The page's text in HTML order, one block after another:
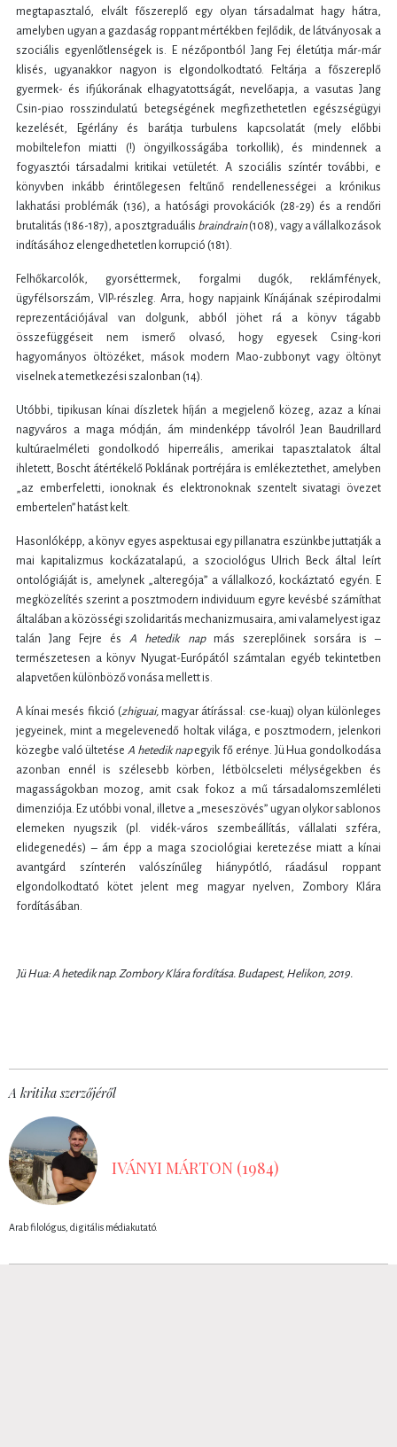
megtapasztaló, elvált főszereplő egy olyan társadalmat hagy hátra,
amelyben ugyan a gazdaság roppant mértékben fejlődik, de látványosak a
szociális egyenlőtlenségek is. E nézőpontból Jang Fej életútja már-már
klisés, ugyanakkor nagyon is elgondolkodtató. Feltárja a főszereplő
gyermek- és ifjúkorának elhagyatottságát, nevelőapja, a vasutas Jang
Csin-piao rosszindulatú betegségének megfizethetetlen egészségügyi
kezelését, Egérlány és barátja turbulens kapcsolatát (mely előbbi
mobiltelefon miatti (!) öngyilkosságába torkollik), és mindennek a
fogyasztói társadalmi kritikai vetületét. A szociális színtér további, e
könyvben inkább érintőlegesen feltűnő rendellenességei a krónikus
lakhatási problémák (136), a hatósági provokációk (28-29) és a rendőri
brutalitás (186-187), a posztgraduális braindrain(108), vagy a vállalkozások
indításához elengedhetetlen korrupció (181).
Felhőkarcolók, gyorséttermek, forgalmi dugók, reklámfények,
ügyfélsorszám, VIP-részleg. Arra, hogy napjaink Kínájának szépirodalmi
reprezentációjával van dolgunk, abból jöhet rá a könyv tágabb
összefüggéseit nem ismerő olvasó, hogy egyesek Csing-kori
hagyományos öltözéket, mások modern Mao-zubbonyt vagy öltönyt
viselnek a temetkezési szalonban (14).
Utóbbi, tipikusan kínai díszletek híján a megjelenő közeg, azaz a kínai
nagyváros a maga módján, ám mindenképp távolról Jean Baudrillard
kultúraelméleti gondolkodó hiperreális, amerikai tapasztalatok által
ihletett, Boscht átértékelő Poklának portréjára is emlékeztethet, amelyben
„az emberfeletti, ionoknak és elektronoknak szentelt sivatagi övezet
embertelen” hatást kelt.
Hasonlóképp, a könyv egyes aspektusai egy pillanatra eszünkbe juttatják a
mai kapitalizmus kockázatalapú, a szociológus Ulrich Beck által leírt
ontológiáját is, amelynek „alteregója” a vállalkozó, kockáztató egyén. E
megközelítés szerint a posztmodern individuum egyre kevésbé számíthat
általában a közösségi szolidaritás mechanizmusaira, ami valamelyest igaz
talán Jang Fejre ésA hetedik napmás szereplőinek sorsára is –
természetesen a könyv Nyugat-Európától számtalan egyéb tekintetben
alapvetően különböző vonása mellett is.
A kínai mesés fikció (zhiguai,magyar átírással: cse-kuaj) olyan különleges
jegyeinek, mint a megelevenedő holtak világa, e posztmodern, jelenkori
közegbe való ültetéseA hetedik napegyik fő erénye. Jü Hua gondolkodása
azonban ennél is szélesebb körben, létbölcseleti mélységekben és
magasságokban mozog, amit csak fokoz a mű társadalomszemléleti
dimenziója. Ez utóbbi vonal, illetve a „meseszövés” ugyan olykor sablonos
elemeken nyugszik (pl. vidék-város szembeállítás, vállalati szféra,
elidegenedés) – ám épp a maga szociológiai keretezése miatt a kínai
avantgárd színterén valószínűleg hiánypótló, ráadásul roppant
elgondolkodtató kötet jelent meg magyar nyelven, Zombory Klára
fordításában.
Jü Hua: A hetedik nap. Zombory Klára fordítása. Budapest, Helikon, 2019.
A kritika szerzőjéről
IVÁNYI MÁRTON (1984)
Arab filológus, digitális médiakutató.